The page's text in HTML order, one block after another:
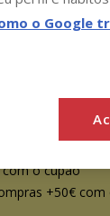
em compras
o cupão
+50€ com
o Google